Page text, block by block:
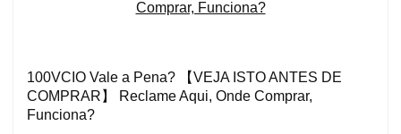
100VCIO Vale a Pena? 【VEJA ISTO ANTES DE
COMPRAR】 Reclame Aqui, Onde Comprar,
Funciona?